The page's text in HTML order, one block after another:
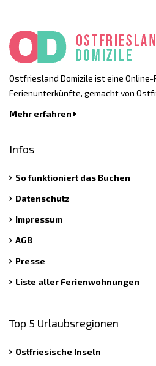
Ostfriesland Domizile ist eine
Ferienunterkünfte, gemacht von
Mehr erfahren
Infos
So funktioniert das Buchen
Datenschutz
Impressum
AGB
Presse
Liste aller Ferienwohnungen
Top 5 Urlaubsregionen
Ostfriesische Inseln